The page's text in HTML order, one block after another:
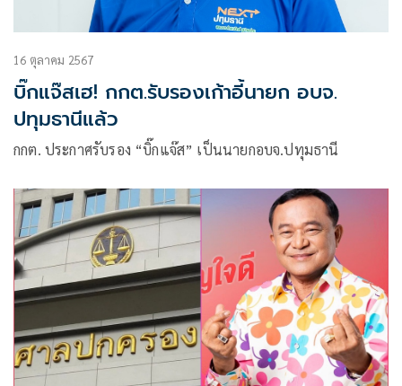
16 ตุลาคม 2567
บิ๊กแจ๊สเฮ! กกต.รับรองเก้าอี้นายก อบจ.
ปทุมธานีแล้ว
กกต. ประกาศรับรอง “บิ๊กแจ๊ส” เป็นนายกอบจ.ปทุมธานี